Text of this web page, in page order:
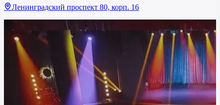
Ленинградский проспект 80, корп. 16